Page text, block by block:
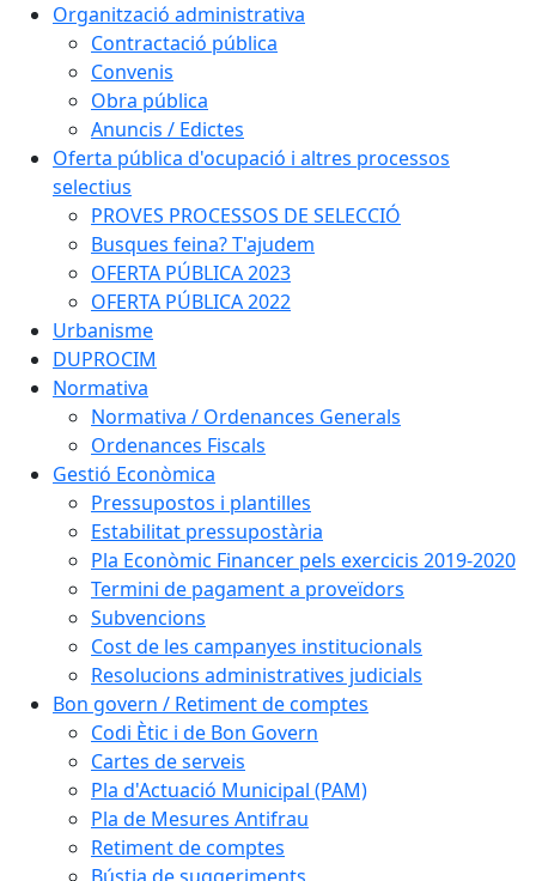
Organització administrativa
Contractació pública
Convenis
Obra pública
Anuncis / Edictes
Oferta pública d'ocupació i altres processos
selectius
PROVES PROCESSOS DE SELECCIÓ
Busques feina? T'ajudem
OFERTA PÚBLICA 2023
OFERTA PÚBLICA 2022
Urbanisme
DUPROCIM
Normativa
Normativa / Ordenances Generals
Ordenances Fiscals
Gestió Econòmica
Pressupostos i plantilles
Estabilitat pressupostària
Pla Econòmic Financer pels exercicis 2019-2020
Termini de pagament a proveïdors
Subvencions
Cost de les campanyes institucionals
Resolucions administratives judicials
Bon govern / Retiment de comptes
Codi Ètic i de Bon Govern
Cartes de serveis
Pla d'Actuació Municipal (PAM)
Pla de Mesures Antifrau
Retiment de comptes